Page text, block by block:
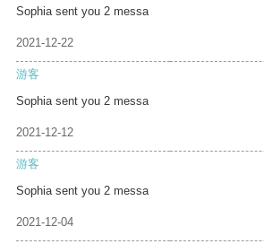
Sophia sent you 2 messa
2021-12-22
游客
Sophia sent you 2 messa
2021-12-12
游客
Sophia sent you 2 messa
2021-12-04